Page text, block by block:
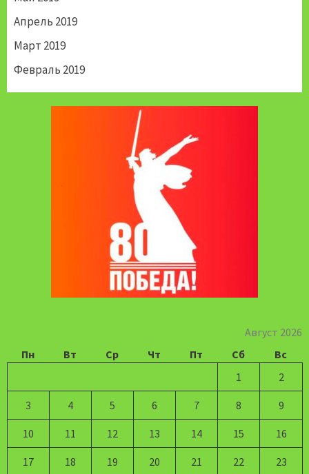
Апрель 2019
Март 2019
Февраль 2019
Август 2026
Пн
Вт Ср Чт Пт Сб
Вс
1
2
3 4 5 6 7 8 9
10 11 12 13 14 15 16
17 18 19 20 21 22 23